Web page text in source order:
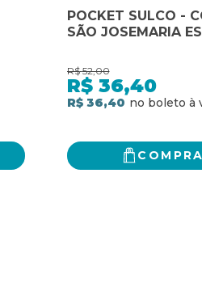
POCKET SULCO -
SÃO JOSEMARIA
R$ 52,00
R$ 36,40
R$ 36,40